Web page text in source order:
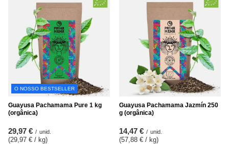
O NOSSO BESTSELLER
Guayusa Pachamama Pure 1 kg
(orgânica)
29,97 € / unid.
(29,97 € / kg)
Guayusa Pachamama Jazmín 250
g (orgânica)
14,47 € / unid.
(57,88 € / kg)